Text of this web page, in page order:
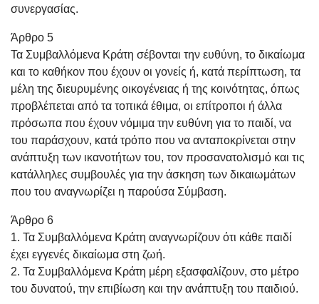
συνεργασίας.
Άρθρο 5
Τα Συμβαλλόμενα Κράτη σέβονται την ευθύνη, το δικαίωμα
και το καθήκον που έχουν οι γονείς ή, κατά περίπτωση, τα
μέλη της διευρυμένης οικογένειας ή της κοινότητας, όπως
προβλέπεται από τα τοπικά έθιμα, οι επίτροποι ή άλλα
πρόσωπα που έχουν νόμιμα την ευθύνη για το παιδί, να
του παράσχουν, κατά τρόπο που να ανταποκρίνεται στην
ανάπτυξη των ικανοτήτων του, τον προσανατολισμό και τις
κατάλληλες συμβουλές για την άσκηση των δικαιωμάτων
που του αναγνωρίζει η παρούσα Σύμβαση.
Άρθρο 6
1. Τα Συμβαλλόμενα Κράτη αναγνωρίζουν ότι κάθε παιδί
έχει εγγενές δικαίωμα στη ζωή.
2. Τα Συμβαλλόμενα Κράτη μέρη εξασφαλίζουν, στο μέτρο
του δυνατού, την επιβίωση και την ανάπτυξη του παιδιού.